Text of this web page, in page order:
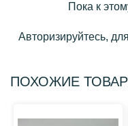
Пока к
Авторизируйтесь,
ПОХОЖИЕ